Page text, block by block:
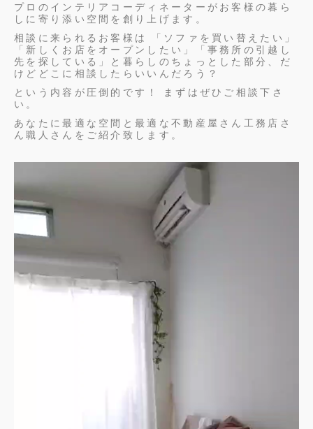
プロのインテリアコーディネーターがお客様の暮ら
しに寄り添い空間を創り上げます。
相談に来られるお客様は 「ソファを買い替えたい」
「新しくお店をオープンしたい」「事務所の引越し
先を探している」と暮らしのちょっとした部分、だ
けどどこに相談したらいいんだろう？
という内容が圧倒的です！ まずはぜひご相談下さ
い。
あなたに最適な空間と最適な不動産屋さん工務店さ
ん職人さんをご紹介致します。